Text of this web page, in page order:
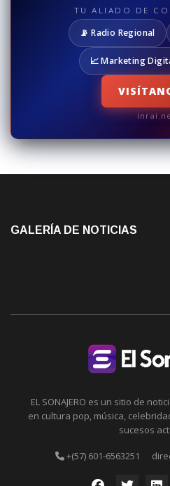
TU ALIADO DE
📡 Radio Regional
📈 Marketing
GALERÍA DE NOTICIAS
EL SONAJERO es un sitio de
en cultura pop, música,
sucesos
+(57) 601-6563251